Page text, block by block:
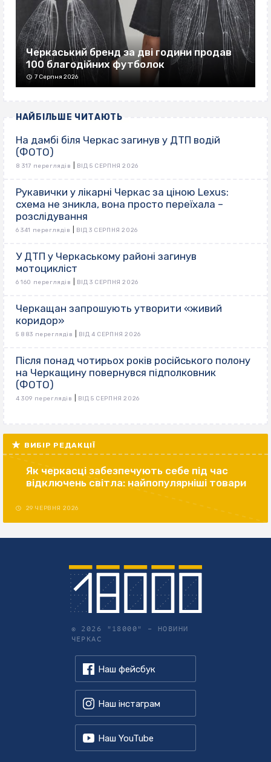
Черкаський бренд за дві години продав
100 благодійних футболок
7 Серпня 2026
НАЙБІЛЬШЕ ЧИТАЮТЬ
На дамбі біля Черкас загинув у ДТП водій
(ФОТО)
8 317 переглядів ВІД 5 СЕРПНЯ 2026
Рукавички у лікарні Черкас за ціною Lexus:
схема не зникла, вона просто переїхала –
розслідування
6 341 переглядів ВІД 3 СЕРПНЯ 2026
У ДТП у Черкаському районі загинув
мотоцикліст
6 160 переглядів ВІД 3 СЕРПНЯ 2026
Черкащан запрошують утворити «живий
коридор»
5 883 переглядів ВІД 4 СЕРПНЯ 2026
Після понад чотирьох років російського полону
на Черкащину повернувся підполковник
(ФОТО)
4 309 переглядів ВІД 5 СЕРПНЯ 2026
ВИБІР РЕДАКЦІЇ
Як черкасці забезпечують себе під час
відключень світла: найпопулярніші товари
29 ЧЕРВНЯ 2026
© 2026 "18000" – НОВИНИ
ЧЕРКАС
Наш фейсбук
Наш інстаграм
Наш YouTube